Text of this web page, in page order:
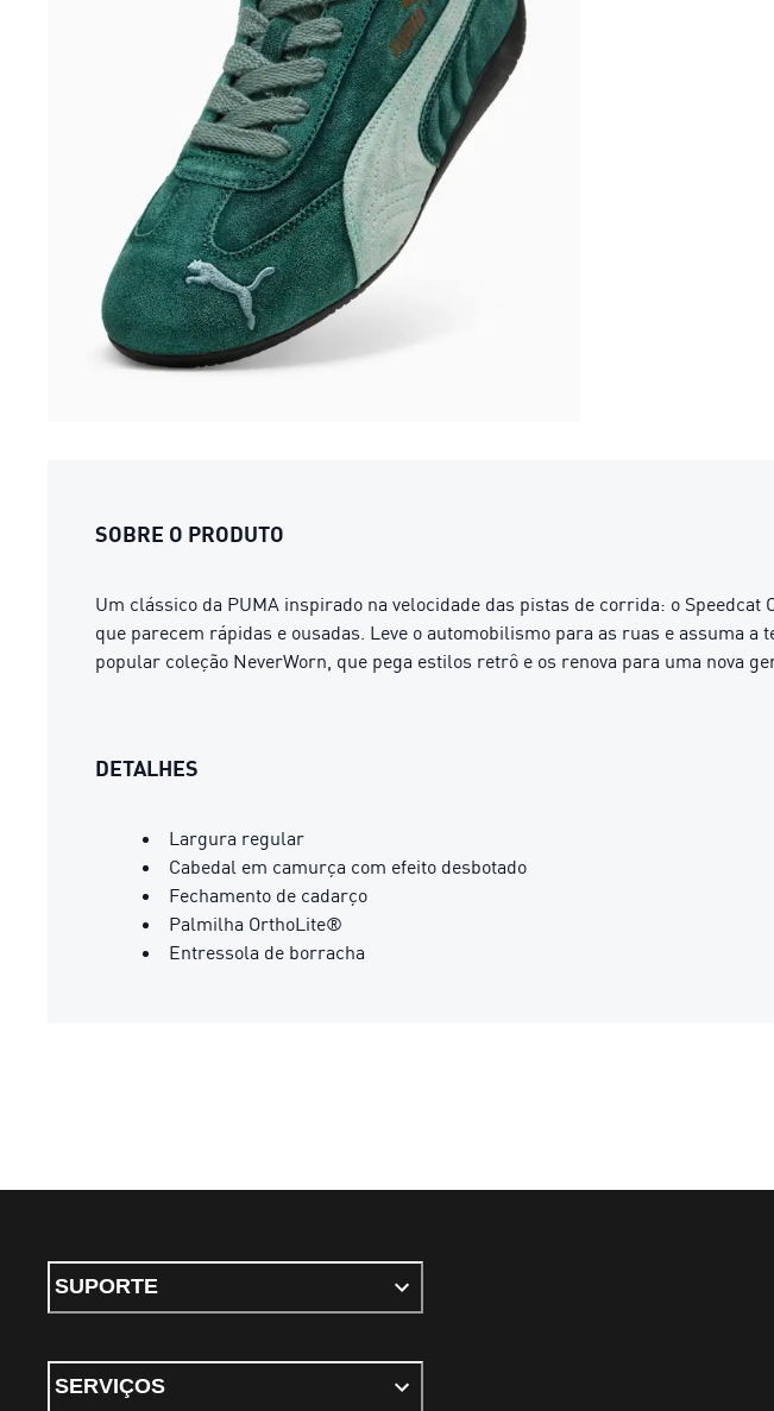
SOBRE O PRODUTO
Um clássico da PUMA inspirado na velocidade das pistas de corrida: o
que parecem rápidas e ousadas. Leve o automobilismo para as ruas e assuma
popular coleção NeverWorn, que pega estilos retrô e os renova para uma nova
DETALHES
Largura regular
Cabedal em camurça com efeito desbotado
Fechamento de cadarço
Palmilha OrthoLite®
Entressola de borracha
SUPORTE
SERVIÇOS